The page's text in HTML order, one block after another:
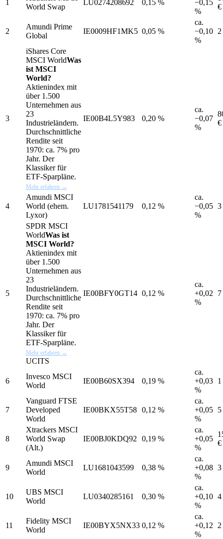
1
World Swap
LU0274208692 0,15 %
−0,15
%
€
2
Amundi Prime
Global
IE0009HF1MK5 0,05 %
ca.
−0,10
%
3
iShares Core
MSCI WorldWas
ist MSCI
World?
Aktienindex mit
über 1.500
Unternehmen aus
23
Industrieländern.
Durchschnittliche
Rendite seit
1970: ca. 7% pro
Jahr. Der
Klassiker für
ETF-Sparpläne.
Mehr erfahren →
IE00B4L5Y983 0,20 %
ca.
−0,07
%
€
4
Amundi MSCI
World (ehem.
Lyxor)
LU1781541179 0,12 %
ca.
−0,05
%
3
5
SPDR MSCI
WorldWas ist
MSCI World?
Aktienindex mit
über 1.500
Unternehmen aus
23
Industrieländern.
Durchschnittliche
Rendite seit
1970: ca. 7% pro
Jahr. Der
Klassiker für
ETF-Sparpläne.
Mehr erfahren →
UCITS
IE00BFY0GT14 0,12 %
ca.
+0,02
%
6
Invesco MSCI
World
IE00B60SX394 0,19 %
ca.
+0,03
%
7
Vanguard FTSE
Developed
World
IE00BKX55T58 0,12 %
ca.
+0,05
%
8
Xtrackers MSCI
World Swap
(Alt.)
IE00BJ0KDQ92 0,19 %
ca.
+0,05
%
€
9
Amundi MSCI
World
LU1681043599 0,38 %
ca.
+0,08
%
3
10
UBS MSCI
World
LU0340285161 0,30 %
ca.
+0,10
%
4
11
Fidelity MSCI
World
IE00BYX5NX33 0,12 %
ca.
+0,12
%